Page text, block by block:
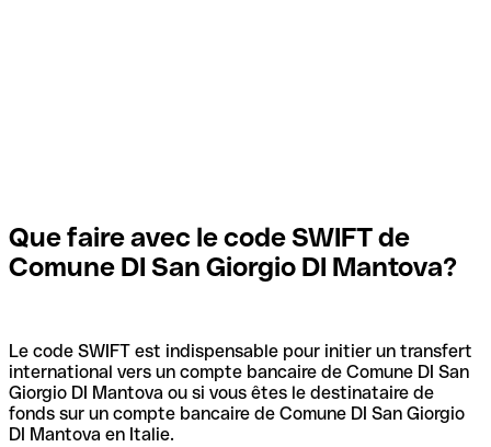
Que faire avec le code SWIFT de
Comune DI San Giorgio DI Mantova?
Le code SWIFT est indispensable pour initier un transfert
international vers un compte bancaire de Comune DI San
Giorgio DI Mantova ou si vous êtes le destinataire de
fonds sur un compte bancaire de Comune DI San Giorgio
DI Mantova en Italie.